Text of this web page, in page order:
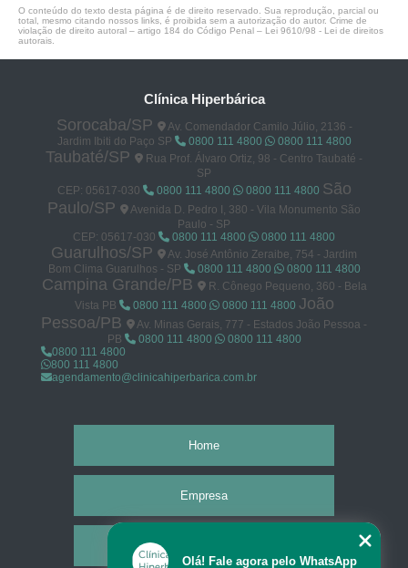
O conteúdo do texto desta página é de direito reservado. Sua reprodução, parcial ou
total, mesmo citando nossos links, é proibida sem a autorização do autor. Crime de
violação de direito autoral – artigo 184 do Código Penal – Lei 9610/98 - Lei de direitos
autorais
Clínica Hiperbárica
Sorocaba/SP
Av. Comendador Camilo Júlio, 2136 -
Jardim Ibiti do Paço SP
0800 111 4800 0800 111 4800
Taubaté/SP
Rua Prof. Álvaro Ortiz, 98 - Centro Taubaté -
SP
CEP: 05617-030
0800 111 4800 0800 111 4800 São
Paulo/SP
Avenida D. Pedro I, 380 - Vila Monumento São
Paulo - SP
CEP: 05617-030
0800 111 4800 0800 111 4800
Guarulhos/SP
Av. José Antônio Zeraibe, 754 - Jardim
Bom Clima Guarulhos - SP
0800 111 4800 0800 111 4800
Campina Grande/PB
R. Cônego Pequeno, 360 - Bela
Vista PB
0800 111 4800 0800 111 4800 João
Pessoa/PB
Av. Minas Gerais, 777 - Estados João Pessoa -
PB
0800 111 4800
0800 111 4800
0800 111 4800
800 111 4800
agendamento@clinicahiperbarica.com.br
Home
Empresa
Olá! Fale agora pelo WhatsApp